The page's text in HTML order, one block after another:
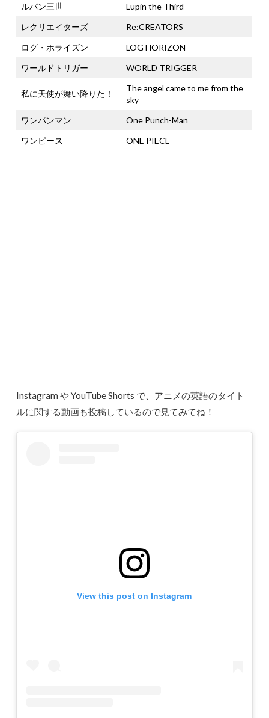
ルパン三世
Lupin the Third
レクリエイターズ
Re:CREATORS
ログ・ホライズン
LOG HORIZON
ワールドトリガー
WORLD TRIGGER
私に天使が舞い降りた！
The angel came to me from the
sky
ワンパンマン
One Punch-Man
ワンピース
ONE PIECE
Instagram や YouTube Shorts で、アニメの英語のタイト
ルに関する動画も投稿しているので見てみてね！
View this post on Instagram